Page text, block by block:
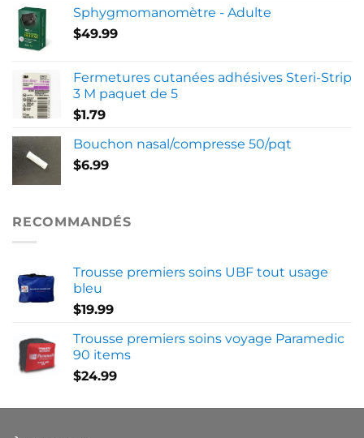
Sphygmomanomètre - Adulte
$49.99
Fermetures cutanées adhésives Steri-Strip
3 M paquet de 5
$1.79
Bouchon nasal/compresse 50/pqt
$6.99
RECOMMANDÉS
Trousse premiers soins UBF tout usage
bleu
$19.99
Trousse premiers soins voyage Paramedic
90 items
$24.99